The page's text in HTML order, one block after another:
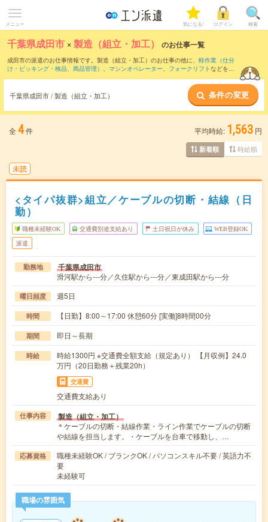
メニュー 気になる! ログイン 検索
千葉県成田市 ×製造（組立・加工） のお仕事一覧
成田市の派遣のお仕事情報です。製造（組立・加工）のお仕事の他に、 軽作業（仕分
け・ピッキング・検品、商品管理） 、 マシンオペレーター、 フォークリフトなどを取
製造（組立・加工）のお仕事とは？とは？
千葉県成田市 / 製造（組立・加工） 条件の変更
全 4件 平均時給: 1,563 円
新着順 時給順
未読
<タイパ抜群>組立／ケーブルの切断・結線（日
勤）
職種未経験OK 交通費別途支給あり 土日祝日が休み WEB登録OK
派遣
勤務地 千葉県成田市
滑河駅から---分／久住駅から---分／東成田駅から---分
曜日頻度 週5日
時間 【日勤】8:00～17:00 休憩60分 [実働]8時間00分
期間 即日～長期
時給
時給1300円 ※交通費全額支給（規定あり） 【月収例】24.0
万円（20日勤務＋残業20h）
交通費
交通費支給あり
仕事内容 製造（組立・加工）
＊ケーブルの切断・結線作業・ライン作業でケーブルの切断
や結線を担当します。・ケーブルを台車で移動し、…
応募資格
職種未経験OK / ブランクOK / パソコンスキル不要 / 英語力不
要
未経験可
職場の雰囲気